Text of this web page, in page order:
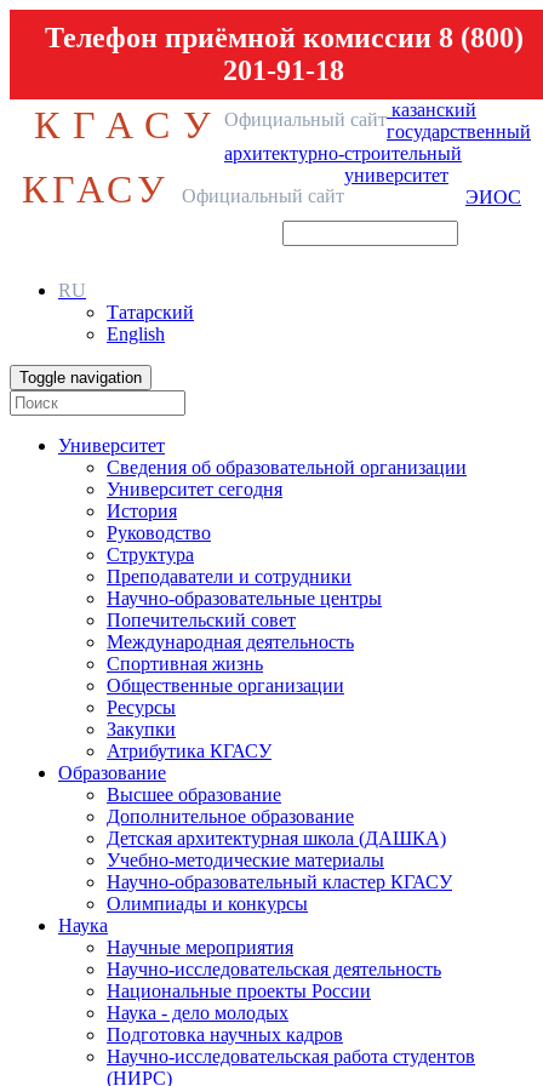
Телефон приёмной комиссии 8 (800)
201-91-18
КГАСУ Официальный сайт казанский
государственный
архитектурно-строительный
университет
КГАСУ Официальный сайт ЭИОС
RU
Татарский
English
Toggle navigation
Университет
Сведения об образовательной организации
Университет сегодня
История
Руководство
Структура
Преподаватели и сотрудники
Научно-образовательные центры
Попечительский совет
Международная деятельность
Спортивная жизнь
Общественные организации
Ресурсы
Закупки
Атрибутика КГАСУ
Образование
Высшее образование
Дополнительное образование
Детская архитектурная школа (ДАШКА)
Учебно-методические материалы
Научно-образовательный кластер КГАСУ
Олимпиады и конкурсы
Наука
Научные мероприятия
Научно-исследовательская деятельность
Национальные проекты России
Наука - дело молодых
Подготовка научных кадров
Научно-исследовательская работа студентов
(НИРС)